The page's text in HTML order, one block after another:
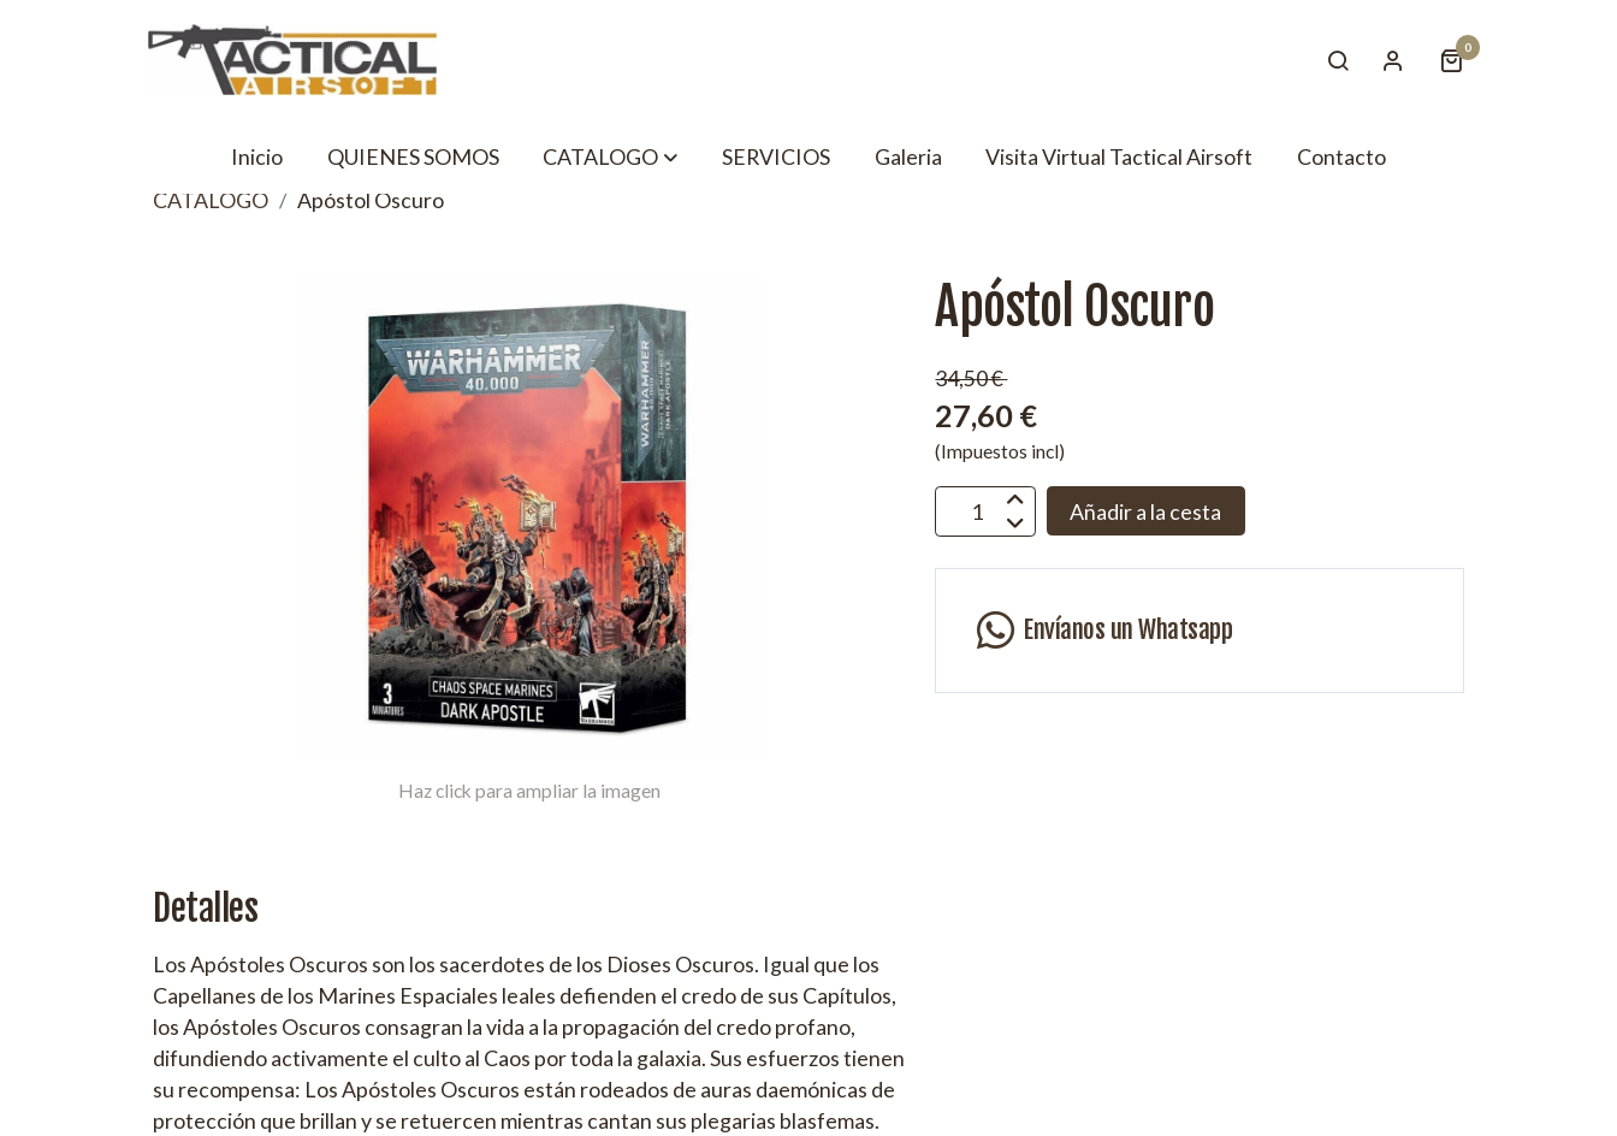
0
Inicio QUIENES SOMOS CATALOGO SERVICIOS Galeria Visita Virtual Tactical Airsoft
Contacto
CATALOGO
Apóstol Oscuro
Haz click para ampliar la imagen
Detalles
Los Apóstoles Oscuros son los sacerdotes de los Dioses Oscuros. Igual que los
Capellanes de los Marines Espaciales leales defienden el credo de sus Capítulos,
los Apóstoles Oscuros consagran la vida a la propagación del credo profano,
difundiendo activamente el culto al Caos por toda la galaxia. Sus esfuerzos tienen
su recompensa: Los Apóstoles Oscuros están rodeados de auras daemónicas de
protección que brillan y se retuercen mientras cantan sus plegarias blasfemas.
Apóstol Oscuro
34,50 €
27,60 €
(Impuestos incl)
Añadir a la cesta
Envíanos un Whatsapp